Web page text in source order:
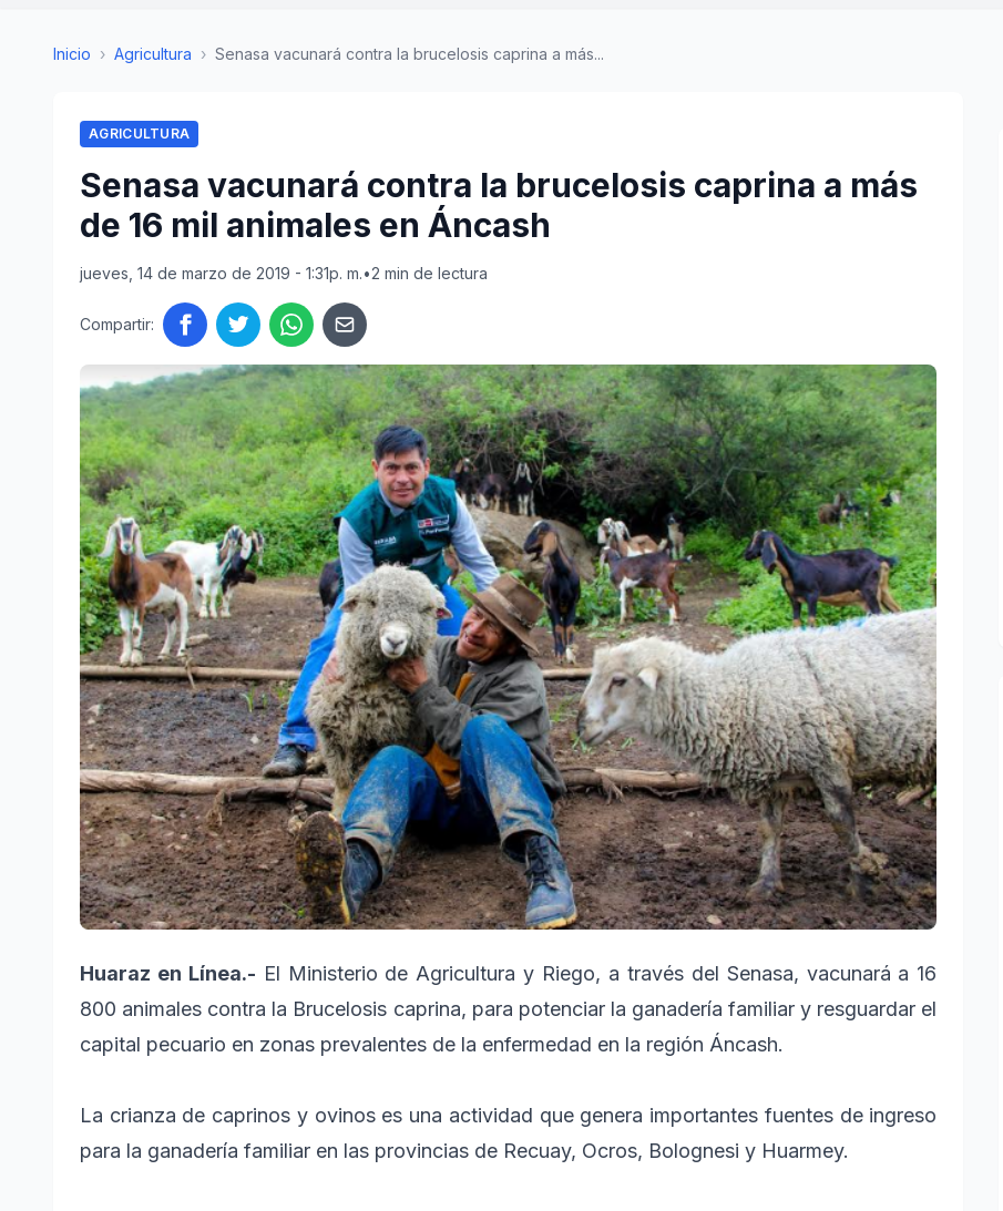
Inicio › Agricultura › Senasa vacunará contra la brucelosis caprina a más...
AGRICULTURA
Senasa vacunará contra la brucelosis caprina a más
de 16 mil animales en Áncash
jueves, 14 de marzo de 2019 - 1:31p. m.•2 min de lectura
Compartir:
Huaraz en Línea.- El Ministerio de Agricultura y Riego, a través del Senasa, vacunará a 16
800 animales contra la Brucelosis caprina, para potenciar la ganadería familiar y resguardar el
capital pecuario en zonas prevalentes de la enfermedad en la región Áncash.
La crianza de caprinos y ovinos es una actividad que genera importantes fuentes de ingreso
para la ganadería familiar en las provincias de Recuay, Ocros, Bolognesi y Huarmey.